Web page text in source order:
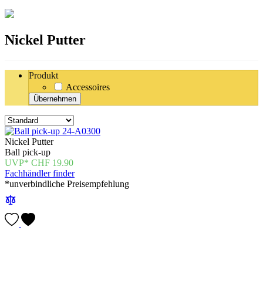
Nickel Putter
Produkt
Accessoires
Übernehmen
Nickel Putter
Ball pick-up
CHF 19.90
Fachhändler finder
*unverbindliche Preisempfehlung